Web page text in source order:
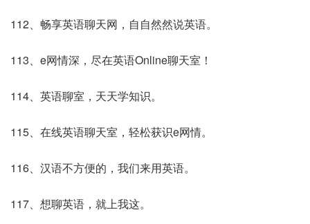
112、畅享英语聊天网，自自然然说英语。
113、e网情深，尽在英语Online聊天室！
114、英语聊室，天天学知识。
115、在线英语聊天室，轻松获识e网情。
116、汉语不方便的，我们来用英语。
117、想聊英语，就上我这。